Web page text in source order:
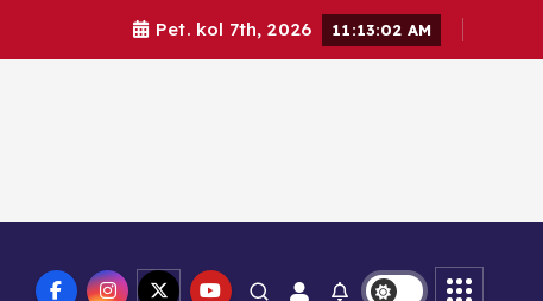
Pet. kol 7th, 2026 11:13:03 AM